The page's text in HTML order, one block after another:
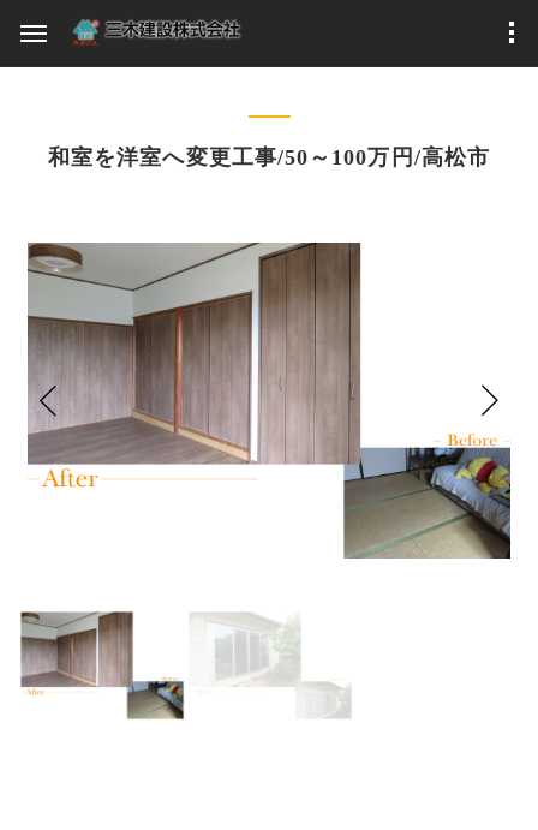
和室を洋室へ変更工事/50～100万円/高松市